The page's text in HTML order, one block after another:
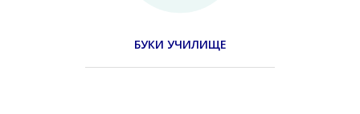
БУКИ УЧИЛИЩЕ